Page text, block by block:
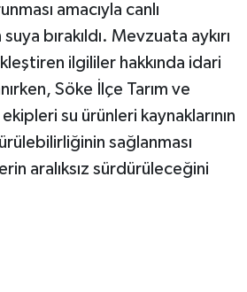
amacıyla canlı
bırakıldı. Mevzuata aykırı
ilgililer hakkında idari
Söke İlçe Tarım ve
su ürünleri kaynaklarının
sağlanması
aralıksız sürdürüleceğini